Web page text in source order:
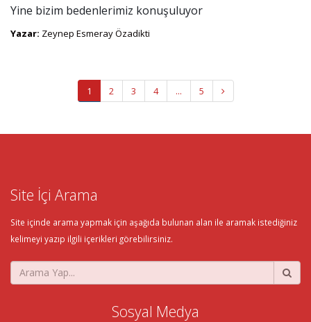
Yine bizim bedenlerimiz konuşuluyor
Yazar: Zeynep Esmeray Özadikti
1 2 3 4 ... 5
Site İçi Arama
Site içinde arama yapmak için aşağıda bulunan alan ile aramak istediğiniz
kelimeyi yazıp ilgili içerikleri görebilirsiniz.
Sosyal Medya